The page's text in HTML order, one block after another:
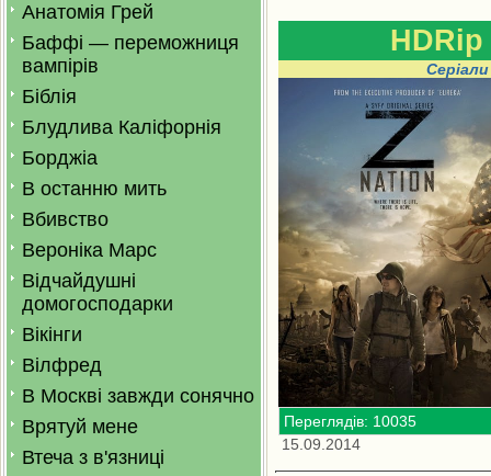
Анатомія Грей
Баффі — переможниця
вампірів
Біблія
Блудлива Каліфорнія
Борджіа
В останню мить
Вбивство
Вероніка Марс
Відчайдушні
домогосподарки
Вікінги
Вілфред
В Москві завжди сонячно
Врятуй мене
Втеча з в'язниці
HDRip
Серіали
Переглядів: 10035
15.09.2014